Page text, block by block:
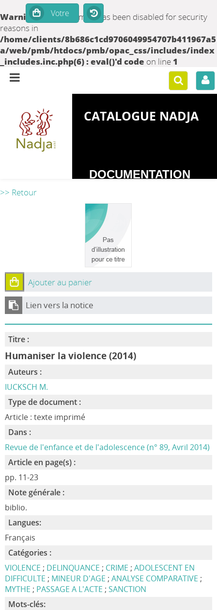
Warning: set_time_limit() has been disabled for security
reasons in
/home/clients/8b686c1cd9706049954707b411967a5
a/web/pmb/htdocs/pmb/opac_css/includes/index
_includes.inc.php(6) : eval()'d code on line 1
CATALOGUE NADJA
DOCUMENTATION
DEPENDANCES
>> Retour
Ajouter au panier
Lien vers la notice
Titre :
Humaniser la violence (2014)
Auteurs :
IUCKSCH M.
Type de document :
Article : texte imprimé
Dans :
Revue de l'enfance et de l'adolescence (n° 89, Avril 2014)
Article en page(s) :
pp. 11-23
Note générale :
biblio.
Langues:
Français
Catégories :
VIOLENCE ; DELINQUANCE ; CRIME ; ADOLESCENT EN
DIFFICULTE ; MINEUR D'AGE ; ANALYSE COMPARATIVE ;
MYTHE ; PASSAGE A L'ACTE ; SANCTION
Mots-clés: